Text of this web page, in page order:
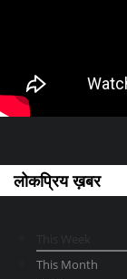
लोकप्रिय ख़बर
This Month